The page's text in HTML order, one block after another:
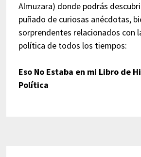
Almuzara) donde podrás
puñado de curiosas anécdotas,
sorprendentes relacionados con
política de todos los tiempos:
Eso No Estaba en mi Libro de
Política